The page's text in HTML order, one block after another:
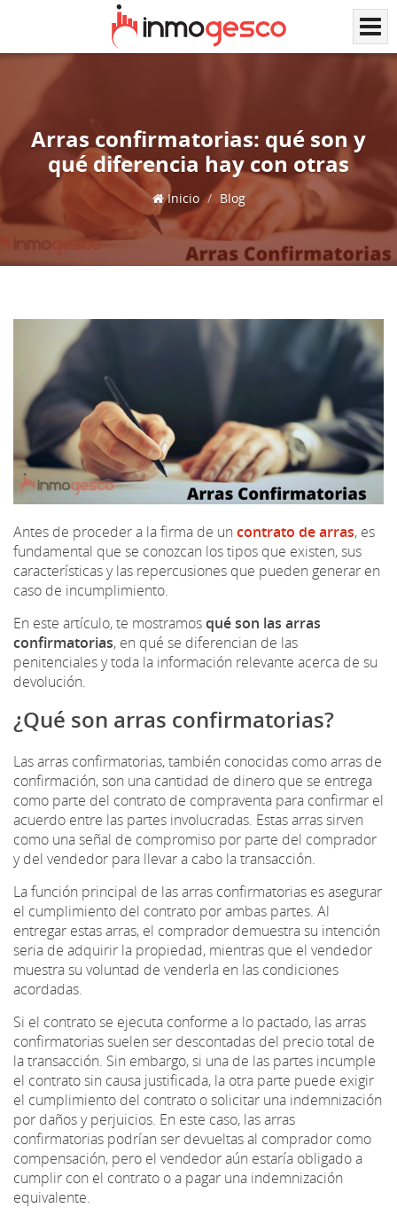
Arras confirmatorias: qué son y
qué diferencia hay con otras
Inicio Blog
Antes de proceder a la firma de un contrato de arras, es
fundamental que se conozcan los tipos que existen, sus
características y las repercusiones que pueden generar en
caso de incumplimiento.
En este artículo, te mostramosqué son las arras
confirmatorias, en qué se diferencian de las
penitenciales y toda la información relevante acerca de su
devolución.
¿Qué son arras confirmatorias?
Las arras confirmatorias, también conocidas como arras de
confirmación, son una cantidad de dinero que se entrega
como parte del contrato de compraventa para confirmar el
acuerdo entre las partes involucradas. Estas arras sirven
como una señal de compromiso por parte del comprador
y del vendedor para llevar a cabo la transacción.
La función principal de las arras confirmatorias es asegurar
el cumplimiento del contrato por ambas partes. Al
entregar estas arras, el comprador demuestra su intención
seria de adquirir la propiedad, mientras que el vendedor
muestra su voluntad de venderla en las condiciones
acordadas.
Si el contrato se ejecuta conforme a lo pactado, las arras
confirmatorias suelen ser descontadas del precio total de
la transacción. Sin embargo, si una de las partes incumple
el contrato sin causa justificada, la otra parte puede exigir
el cumplimiento del contrato o solicitar una indemnización
por daños y perjuicios. En este caso, las arras
confirmatorias podrían ser devueltas al comprador como
compensación, pero el vendedor aún estaría obligado a
cumplir con el contrato o a pagar una indemnización
equivalente.